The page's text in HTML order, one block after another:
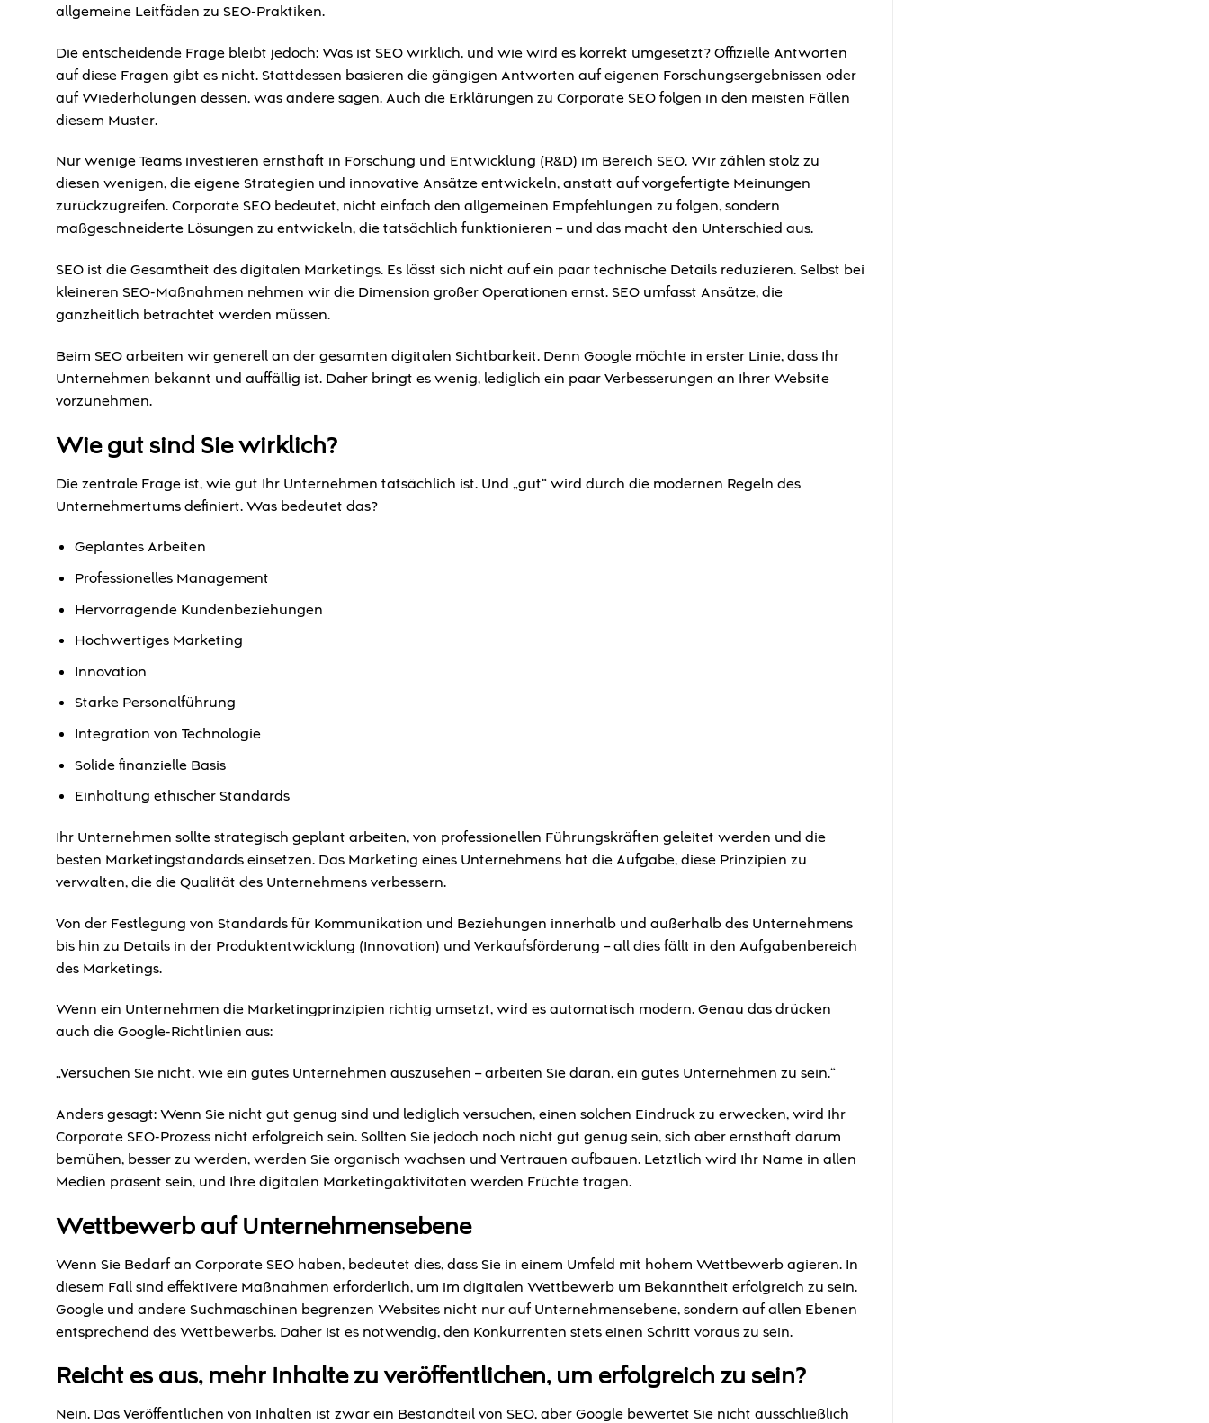
allgemeine Leitfäden zu SEO-Praktiken.
Die entscheidende Frage bleibt jedoch: Was ist SEO wirklich, und wie wird es korrekt umgesetzt? Offizielle Antworten
auf diese Fragen gibt es nicht. Stattdessen basieren die gängigen Antworten auf eigenen Forschungsergebnissen oder
auf Wiederholungen dessen, was andere sagen. Auch die Erklärungen zu Corporate SEO folgen in den meisten Fällen
diesem Muster.
Nur wenige Teams investieren ernsthaft in Forschung und Entwicklung (R&D) im Bereich SEO. Wir zählen stolz zu
diesen wenigen, die eigene Strategien und innovative Ansätze entwickeln, anstatt auf vorgefertigte Meinungen
zurückzugreifen. Corporate SEO bedeutet, nicht einfach den allgemeinen Empfehlungen zu folgen, sondern
maßgeschneiderte Lösungen zu entwickeln, die tatsächlich funktionieren – und das macht den Unterschied aus.
SEO ist die Gesamtheit des digitalen Marketings. Es lässt sich nicht auf ein paar technische Details reduzieren. Selbst bei
kleineren SEO-Maßnahmen nehmen wir die Dimension großer Operationen ernst. SEO umfasst Ansätze, die
ganzheitlich betrachtet werden müssen.
Beim SEO arbeiten wir generell an der gesamten digitalen Sichtbarkeit. Denn Google möchte in erster Linie, dass Ihr
Unternehmen bekannt und auffällig ist. Daher bringt es wenig, lediglich ein paar Verbesserungen an Ihrer Website
vorzunehmen.
Wie gut sind Sie wirklich?
Die zentrale Frage ist, wie gut Ihr Unternehmen tatsächlich ist. Und „gut“ wird durch die modernen Regeln des
Unternehmertums definiert. Was bedeutet das?
Geplantes Arbeiten
Professionelles Management
Hervorragende Kundenbeziehungen
Hochwertiges Marketing
Innovation
Starke Personalführung
Integration von Technologie
Solide finanzielle Basis
Einhaltung ethischer Standards
Ihr Unternehmen sollte strategisch geplant arbeiten, von professionellen Führungskräften geleitet werden und die
besten Marketingstandards einsetzen. Das Marketing eines Unternehmens hat die Aufgabe, diese Prinzipien zu
verwalten, die die Qualität des Unternehmens verbessern.
Von der Festlegung von Standards für Kommunikation und Beziehungen innerhalb und außerhalb des Unternehmens
bis hin zu Details in der Produktentwicklung (Innovation) und Verkaufsförderung – all dies fällt in den Aufgabenbereich
des Marketings.
Wenn ein Unternehmen die Marketingprinzipien richtig umsetzt, wird es automatisch modern. Genau das drücken
auch die Google-Richtlinien aus:
„Versuchen Sie nicht, wie ein gutes Unternehmen auszusehen – arbeiten Sie daran, ein gutes Unternehmen zu sein.“
Anders gesagt: Wenn Sie nicht gut genug sind und lediglich versuchen, einen solchen Eindruck zu erwecken, wird Ihr
Corporate SEO-Prozess nicht erfolgreich sein. Sollten Sie jedoch noch nicht gut genug sein, sich aber ernsthaft darum
bemühen, besser zu werden, werden Sie organisch wachsen und Vertrauen aufbauen. Letztlich wird Ihr Name in allen
Medien präsent sein, und Ihre digitalen Marketingaktivitäten werden Früchte tragen.
Wettbewerb auf Unternehmensebene
Wenn Sie Bedarf an Corporate SEO haben, bedeutet dies, dass Sie in einem Umfeld mit hohem Wettbewerb agieren. In
diesem Fall sind effektivere Maßnahmen erforderlich, um im digitalen Wettbewerb um Bekanntheit erfolgreich zu sein.
Google und andere Suchmaschinen begrenzen Websites nicht nur auf Unternehmensebene, sondern auf allen Ebenen
entsprechend des Wettbewerbs. Daher ist es notwendig, den Konkurrenten stets einen Schritt voraus zu sein.
Reicht es aus, mehr Inhalte zu veröffentlichen, um erfolgreich zu sein?
Nein. Das Veröffentlichen von Inhalten ist zwar ein Bestandteil von SEO, aber Google bewertet Sie nicht ausschließlich